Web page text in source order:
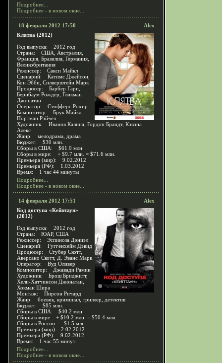
Подробнее...
Подробнее - в новом окне...
18 февраля 2012 17:50
Alex
Клятва (2012)
Год выпуска: 2012 год
Страна: США, Австралия,
Франция, Бразилия, Германия,
Великобритания
Режиссер: Сакси Майкл
Сценарий: Катимс Джейсон,
Кон Эбби, Силверштейн Марк
Продюсер: Барбер Гари,
Бернбаум Рождер, Гликман
Джонатан
Оператор: Стофферс Рохир
Композитор: Брук Майкл,
Портман Рэйчел
Художник: Иванов Калина, Гордон Брандт, Кэвэна
Алекс
Жанр: мелодрама, драма
Бюджет: $30 млн.
Сборы в США: $61.9 млн.
Сборы в мире: + $9.7 млн. = $71.6 млн.
Премьера (мир): 9.02.2012
Премьера (РФ): 1.03.2012
Время: 1 час 44 минуты
Подробнее...
Подробнее - в новом окне...
14 февраля 2012 17:51
Alex
Код доступа «Кейптаун»
(2012)
Год выпуска: 2012 год
Страна: ЮАР, США
Режиссер: Эспиноза Дэниэл
Сценарий: Гуггенхейм Дэвид
Продюсер: Стубер Скотт,
Аверсано Скотт, Д. Эванс Марк
Оператор: Вуд Оливер
Композитор: Джавади Рамин
Художник: Брош Бриджитт,
Хели-Хатчинсон Джонатан,
Хокман Шира
Монтаж: Пирсон Ричард
Жанр: боевик, криминал, триллер, детектив
Бюджет: $85 млн.
Сборы в США: $40.2 млн.
Сборы в мире + $10.2 млн. = $50.4 млн.
Сборы в России: $1.5 млн.
Премьера (мир): 2.02.2012
Премьера (РФ): 9.02.2012
Время: 1 час 55 минут
Подробнее...
Подробнее - в новом окне...